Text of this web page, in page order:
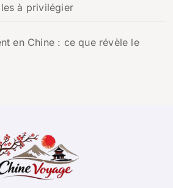
à privilégier
en Chine : ce que révèle le